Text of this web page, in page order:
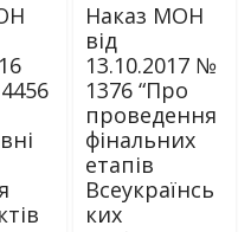
Наказ МОН
від
13.10.2017 №
1376 “Про
проведення
фінальних
етапів
Всеукраїнсь
ких